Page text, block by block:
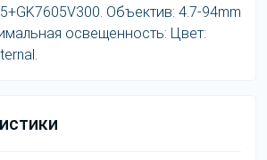
Объектив: 4.7-94mm
освещенность: Цвет: